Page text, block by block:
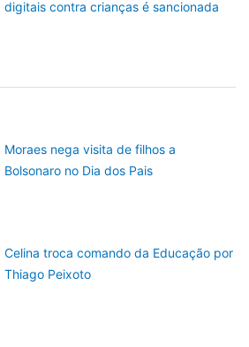
digitais contra crianças é sancionada
Moraes nega visita de filhos a
Bolsonaro no Dia dos Pais
Celina troca comando da Educação por
Thiago Peixoto